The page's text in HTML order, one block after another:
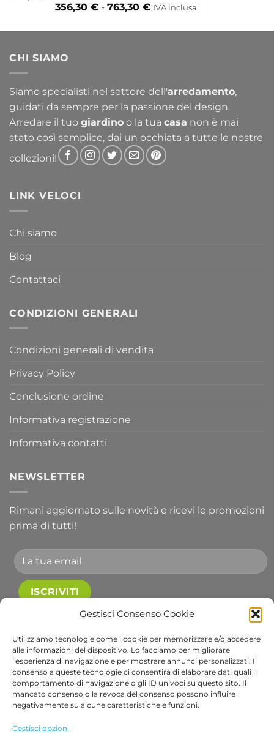
Gestisci Consenso Cookie
Utilizziamo tecnologie come i cookie per memorizzare e/o accedere
alle informazioni del dispositivo. Lo facciamo per migliorare
l'esperienza di navigazione e per mostrare annunci personalizzati. Il
consenso a queste tecnologie ci consentirà di elaborare dati quali il
comportamento di navigazione o gli ID univoci su questo sito. Il
mancato consenso o la revoca del consenso possono influire
negativamente su alcune caratteristiche e funzioni.
Gestisci opzioni
356,30 € - 763,30 €Fascia
prezzo:
IVA inclusa
CHI SIAMO
Siamo specialisti nel settore dell'arredamento,
guidati da sempre per la passione del design.
Arredare il tuo giardino o la tua casa non è mai
stato così semplice, dai un occhiata a tutte le nostre
collezioni!
LINK VELOCI
Chi siamo
Blog
Contattaci
CONDIZIONI GENERALI
Condizioni generali di vendita
Privacy Policy
Conclusione ordine
Informativa registrazione
Informativa contatti
NEWSLETTER
Rimani aggiornato sulle novità e ricevi le promozioni
prima di tutti!
Accetto le condizioni generali e di ricevere le
Alternative:
Visa PayPal Stripe MasterCard
Cash
On
Apple
Via B. Cellini 7, 36061, Bassano del Grappa VI